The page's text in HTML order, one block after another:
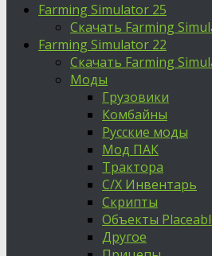
Farming Simulator 25
Скачать Farming
Farming Simulator 22
Скачать Farming
Моды
Грузовики
Комбайны
Русские моды
Мод ПАК
Трактора
С/Х Инвентарь
Скрипты
Объекты
Другое